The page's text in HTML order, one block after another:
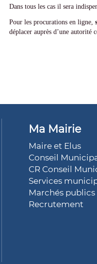
Dans tous les cas il sera
Pour les procurations en ligne,
déplacer auprès d’une autorité
Ma Mairie
Maire et Elus
Conseil
CR Conseil
Services
Marchés publics
Recrutement